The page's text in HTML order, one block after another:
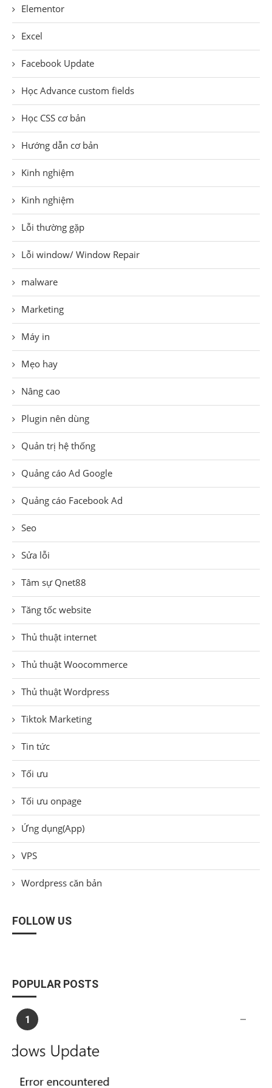
Elementor
Excel
Facebook Update
Học Advance custom fields
Học CSS cơ bản
Hướng dẫn cơ bản
Kinh nghiệm
Kinh nghiệm
Lỗi thường gặp
Lỗi window/ Window Repair
malware
Marketing
Máy in
Mẹo hay
Nâng cao
Plugin nên dùng
Quản trị hệ thống
Quảng cáo Ad Google
Quảng cáo Facebook Ad
Seo
Sửa lỗi
Tâm sự Qnet88
Tăng tốc website
Thủ thuật internet
Thủ thuật Woocommerce
Thủ thuật Wordpress
Tiktok Marketing
Tin tức
Tối ưu
Tối ưu onpage
Ứng dụng(App)
VPS
Wordpress căn bản
FOLLOW US
POPULAR POSTS
1